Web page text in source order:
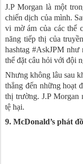
J.P Morgan là một
chiến dịch của mình.
vi mờ ám của các thể
năng tiếp thị của
hashtag #AskJPM
thể đặt câu hỏi với đội
Nhưng không lâu sau
thẳng đến những hoạt
thị trường. J.P Morgan
tệ hại.
9. McDonald’s phát